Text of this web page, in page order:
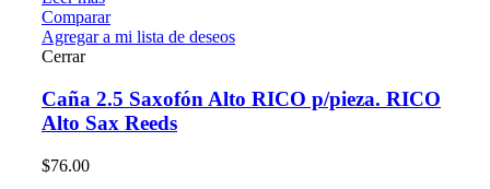
Comparar
Agregar a mi lista de deseos
Cerrar
Caña 2.5 Saxofón Alto RICO p/pieza. RICO
Alto Sax Reeds
$76.00